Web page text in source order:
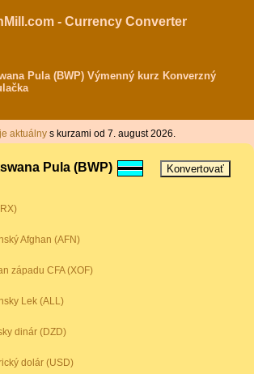
- Currency Converter
Pula (BWP) Výmenný kurz Konverzný
je aktuálny s kurzami od 7. august 2026.
Pula (BWP)
Afghan (AFN)
západu CFA (XOF)
Lek (ALL)
dinár (DZD)
dolár (USD)